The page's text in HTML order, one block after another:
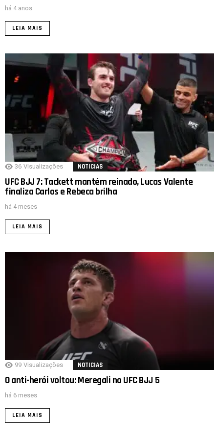
há 4 anos
LEIA MAIS
36 Visualizações NOTICIAS
UFC BJJ 7: Tackett mantém reinado, Lucas Valente
finaliza Carlos e Rebeca brilha
há 4 meses
LEIA MAIS
99 Visualizações NOTICIAS
O anti-herói voltou: Meregali no UFC BJJ 5
há 6 meses
LEIA MAIS